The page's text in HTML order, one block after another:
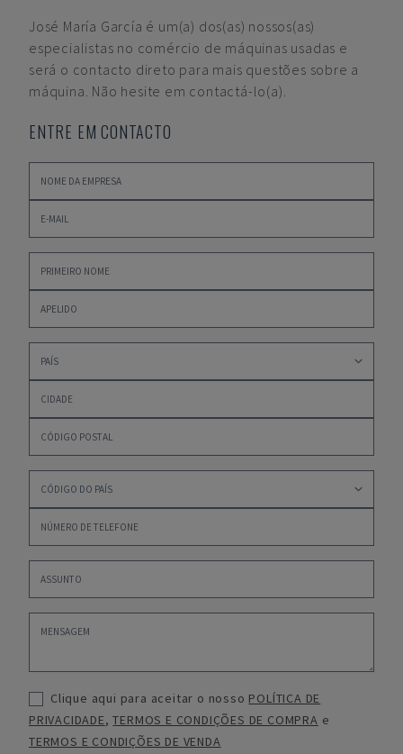
José María García é um(a) dos(as) nossos(as)
especialistas no comércio de máquinas usadas e
será o contacto direto para mais questões sobre a
máquina. Não hesite em contactá-lo(a).
ENTRE EM CONTACTO
Clique aqui para aceitar o nosso POLÍTICA DE
PRIVACIDADE,TERMOS E CONDIÇÕES DE COMPRA e
TERMOS E CONDIÇÕES DE VENDA